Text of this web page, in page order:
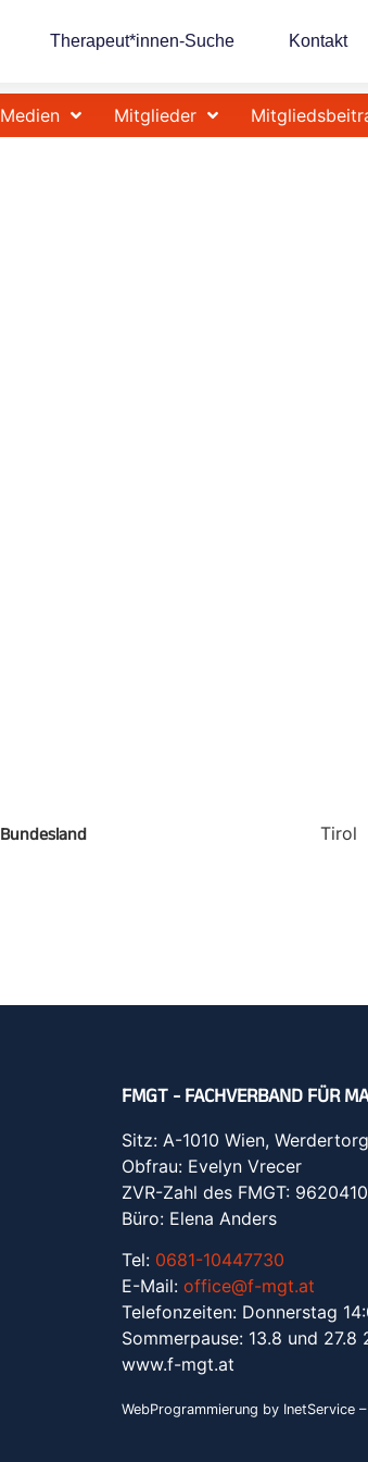
Therapeut*innen-Suche Kontakt
Medien Mitglieder
Bundesland Tirol
FMGT - FACHVERBAND FÜR
Sitz: A-1010 Wien,
Obfrau: Evelyn Vrecer
ZVR-Zahl des FMGT:
Büro: Elena Anders
Tel: 0681-10447730
E-Mail: office@f-mgt.at
Telefonzeiten: Donnerstag
Sommerpause: 13.8 und 27.8
www.f-mgt.at
WebProgrammierung by InetService